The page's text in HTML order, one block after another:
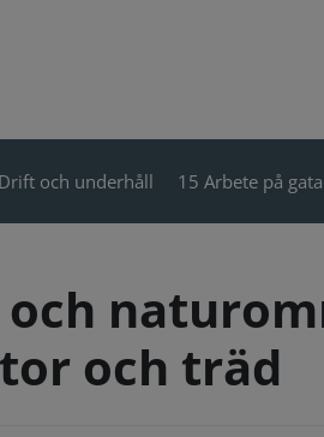
och underhåll 15 Arbete på gata
och träd